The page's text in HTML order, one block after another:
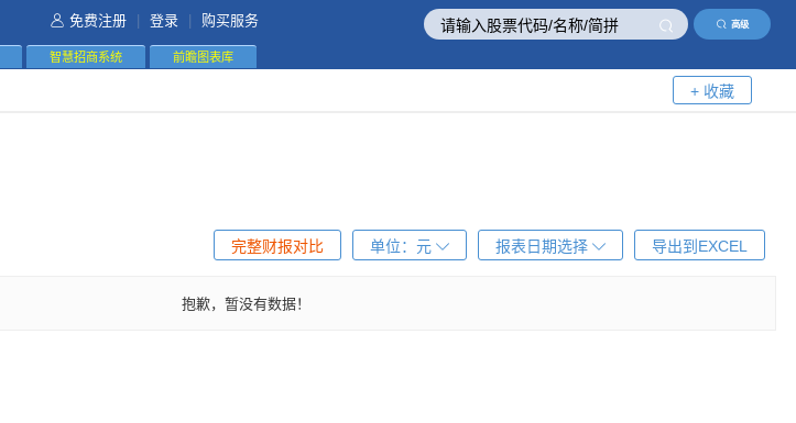
高级
免费注册 登录 购买服务
智慧招商系统 前瞻图表库
+ 收藏
导出到EXCEL
报表日期选择
单位： 元
完整财报对比
抱歉，暂没有数据！